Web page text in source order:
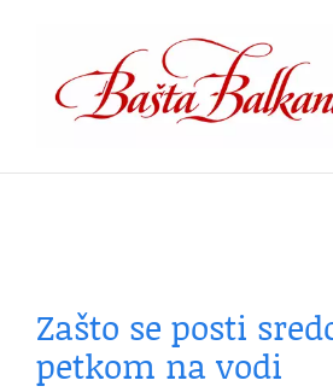
content
Zašto se posti
petkom na vodi